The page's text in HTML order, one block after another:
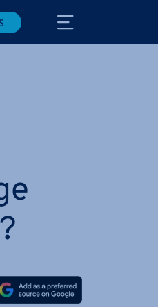
via Twitter
via LinkedIN